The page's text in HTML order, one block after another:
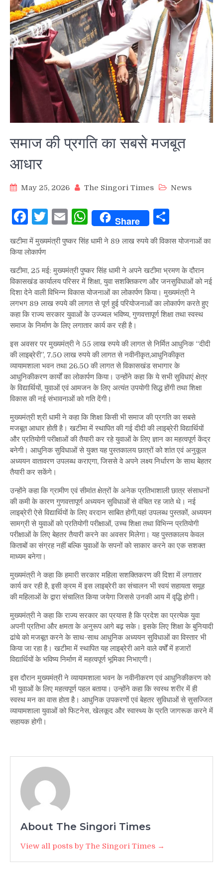
समाज की प्रगति का सबसे मजबूत
आधार
May 25, 2026 The Singori Times News
Facebook
Twitter
EmailWhatsApp
Share
खटीमा में मुख्यमंत्री पुष्कर सिंह धामी ने 89 लाख रुपये की विकास योजनाओं का
किया लोकार्पण
खटीमा, 25 मई: मुख्यमंत्री पुष्कर सिंह धामी ने अपने खटीमा भ्रमण के दौरान
विकासखंड कार्यालय परिसर में शिक्षा, युवा सशक्तिकरण और जनसुविधाओं को नई
दिशा देने वाली विभिन्न विकास योजनाओं का लोकार्पण किया। मुख्यमंत्री ने
लगभग 89 लाख रुपये की लागत से पूर्ण हुई परियोजनाओं का लोकार्पण करते हुए
कहा कि राज्य सरकार युवाओं के उज्ज्वल भविष्य, गुणवत्तापूर्ण शिक्षा तथा स्वस्थ
समाज के निर्माण के लिए लगातार कार्य कर रही है।
इस अवसर पर मुख्यमंत्री ने 55 लाख रुपये की लागत से निर्मित आधुनिक “दीदी
की लाइब्रेरी”, 7.50 लाख रुपये की लागत से नवीनीकृत,आधुनिकीकृत
व्यायामशाला भवन तथा 26.50 की लागत से विकासखंड सभागार के
आधुनिकीकरण कार्यों का लोकार्पण किया। उन्होंने कहा कि ये सभी सुविधाएं क्षेत्र
के विद्यार्थियों, युवाओं एवं आमजन के लिए अत्यंत उपयोगी सिद्ध होंगी तथा शिक्षा
विकास की नई संभावनाओं को गति देंगी।
मुख्यमंत्री श्री धामी ने कहा कि शिक्षा किसी भी समाज की प्रगति का सबसे
मजबूत आधार होती है। खटीमा में स्थापित की गई दीदी की लाइब्रेरी विद्यार्थियों
और प्रतियोगी परीक्षाओं की तैयारी कर रहे युवाओं के लिए ज्ञान का महत्वपूर्ण केंद्र
बनेगी। आधुनिक सुविधाओं से युक्त यह पुस्तकालय छात्रों को शांत एवं अनुकूल
अध्ययन वातावरण उपलब्ध कराएगा, जिससे वे अपने लक्ष्य निर्धारण के साथ बेहतर
तैयारी कर सकेंगे।
उन्होंने कहा कि ग्रामीण एवं सीमांत क्षेत्रों के अनेक प्रतिभाशाली छात्र संसाधनों
की कमी के कारण गुणवत्तापूर्ण अध्ययन सुविधाओं से वंचित रह जाते थे। नई
लाइब्रेरी ऐसे विद्यार्थियों के लिए वरदान साबित होगी,यहां उपलब्ध पुस्तकों, अध्ययन
सामग्री से युवाओं को प्रतियोगी परीक्षाओं, उच्च शिक्षा तथा विभिन्न प्रतियोगी
परीक्षाओं के लिए बेहतर तैयारी करने का अवसर मिलेगा। यह पुस्तकालय केवल
किताबों का संग्रह नहीं बल्कि युवाओं के सपनों को साकार करने का एक सशक्त
माध्यम बनेगा।
मुख्यमंत्री ने कहा कि हमारी सरकार महिला सशक्तिकरण की दिशा में लगातार
कार्य कर रही है, इसी क्रम में इस लाइब्रेरी का संचालन भी स्वयं सहायता समूह
की महिलाओं के द्वारा संचालित किया जयेगा जिससे उनकी आय में वृद्धि होगी।
मुख्यमंत्री ने कहा कि राज्य सरकार का प्रयास है कि प्रदेश का प्रत्येक युवा
अपनी प्रतिभा और क्षमता के अनुरूप आगे बढ़ सके। इसके लिए शिक्षा के बुनियादी
ढांचे को मजबूत करने के साथ-साथ आधुनिक अध्ययन सुविधाओं का विस्तार भी
किया जा रहा है। खटीमा में स्थापित यह लाइब्रेरी आने वाले वर्षों में हजारों
विद्यार्थियों के भविष्य निर्माण में महत्वपूर्ण भूमिका निभाएगी।
इस दौरान मुख्यमंत्री ने व्यायामशाला भवन के नवीनीकरण एवं आधुनिकीकरण को
भी युवाओं के लिए महत्वपूर्ण पहल बताया। उन्होंने कहा कि स्वस्थ शरीर में ही
स्वस्थ मन का वास होता है। आधुनिक उपकरणों एवं बेहतर सुविधाओं से सुसज्जित
व्यायामशाला युवाओं को फिटनेस, खेलकूद और स्वास्थ्य के प्रति जागरूक करने में
सहायक होगी।
About The Singori Times
View all posts by The Singori Times →